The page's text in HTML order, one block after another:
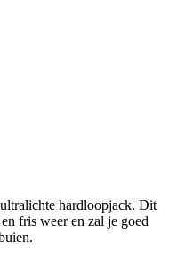
hardloopjack. Dit
fris weer en zal je goed